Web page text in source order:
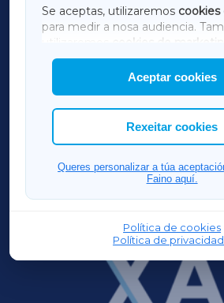
Se aceptas, utilizaremos cookies
para medir a nosa audiencia.
utilizaremos
cookies de marketing
mostrar publicidade de terceiros.
Así mesmo, podes personalizar a
cookies que desexas permitir.
Aceptar cookies
Rexeitar cookies
Queres personalizar a túa
Faino aquí.
Política de cookies
Política de
AMARIÑAXA
RIBEIRASACRAXA
ACORUÑAXA
FERROLXA
OURENSEXA